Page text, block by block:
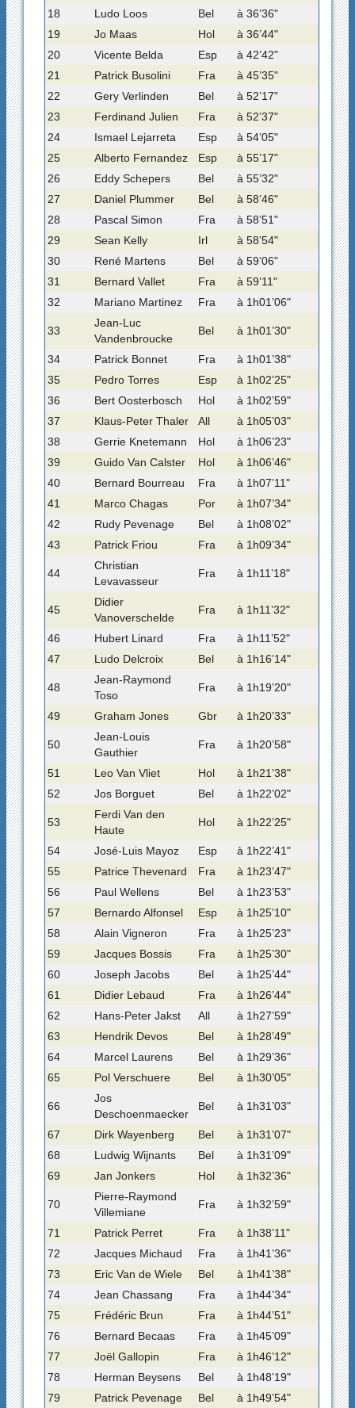
18
Ludo Loos Bel
à 36’36"
19
Jo Maas Hol
à 36’44"
20
Vicente Belda Esp
à 42’42"
21
Patrick Busolini Fra
à 45’35"
22
Gery Verlinden Bel
à 52’17"
23
Ferdinand Julien Fra
à 52’37"
24
Ismael Lejarreta Esp
à 54’05"
25
Alberto Fernandez Esp
à 55’17"
26
Eddy Schepers Bel
à 55’32"
27
Daniel Plummer Bel
à 58’46"
28
Pascal Simon Fra
à 58’51"
29
Sean Kelly Irl
à 58’54"
30
René Martens Bel
à 59’06"
31
Bernard Vallet Fra
à 59’11"
32
Mariano Martinez Fra à 1h01’06"
33
Jean-Luc
Vandenbroucke
Bel à 1h01’30"
34 Patrick Bonnet Fra
à 1h01’38"
35
Pedro Torres Esp
à 1h02’25"
36
Bert Oosterbosch Hol
à 1h02’59"
37
Klaus-Peter Thaler All
à 1h05’03"
38
Gerrie Knetemann Hol
à 1h06’23"
39
Guido Van Calster Hol
à 1h06’46"
40
Bernard Bourreau Fra
à 1h07’11"
41
Marco Chagas Por
à 1h07’34"
42
Rudy Pevenage Bel
à 1h08’02"
43
Patrick Friou Fra à 1h09’34"
44
Christian
Levavasseur
Fra à 1h11’18"
45
Didier
Vanoverschelde
Fra à 1h11’32"
46 Hubert Linard Fra
à 1h11’52"
47
Ludo Delcroix Bel à 1h16’14"
48
Jean-Raymond
Toso
Fra à 1h19’20"
49 Graham Jones Gbr à 1h20’33"
50
Jean-Louis
Gauthier
Fra à 1h20’58"
51 Leo Van Vliet Hol
à 1h21’38"
52
Jos Borguet Bel à 1h22’02"
53
Ferdi Van den
Haute
Hol à 1h22’25"
54 José-Luis Mayoz Esp
à 1h22’41"
55
Patrice Thevenard Fra
à 1h23’47"
56
Paul Wellens Bel
à 1h23’53"
57
Bernardo Alfonsel Esp
à 1h25’10"
58
Alain Vigneron Fra
à 1h25’23"
59
Jacques Bossis Fra
à 1h25’30"
60
Joseph Jacobs Bel
à 1h25’44"
61
Didier Lebaud Fra
à 1h26’44"
62
Hans-Peter Jakst All
à 1h27’59"
63
Hendrik Devos Bel
à 1h28’49"
64
Marcel Laurens Bel
à 1h29’36"
65
Pol Verschuere Bel à 1h30’05"
66
Jos
Deschoenmaecker
Bel à 1h31’03"
67 Dirk Wayenberg Bel
à 1h31’07"
68
Ludwig Wijnants Bel
à 1h31’09"
69
Jan Jonkers Hol à 1h32’36"
70
Pierre-Raymond
Villemiane
Fra à 1h32’59"
71 Patrick Perret Fra
à 1h38’11"
72
Jacques Michaud Fra
à 1h41’36"
73
Eric Van de Wiele Bel
à 1h41’38"
74
Jean Chassang Fra
à 1h44’34"
75
Frédéric Brun Fra
à 1h44’51"
76
Bernard Becaas Fra
à 1h45’09"
77
Joël Gallopin Fra
à 1h46’12"
78
Herman Beysens Bel
à 1h48’19"
79
Patrick Pevenage Bel à 1h49’54"